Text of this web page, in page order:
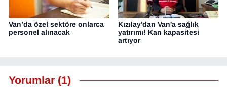
Van’da özel sektöre onlarca
personel alınacak
Kızılay'dan Van'a sağlık
yatırımı! Kan kapasitesi
artıyor
Yorumlar (1)